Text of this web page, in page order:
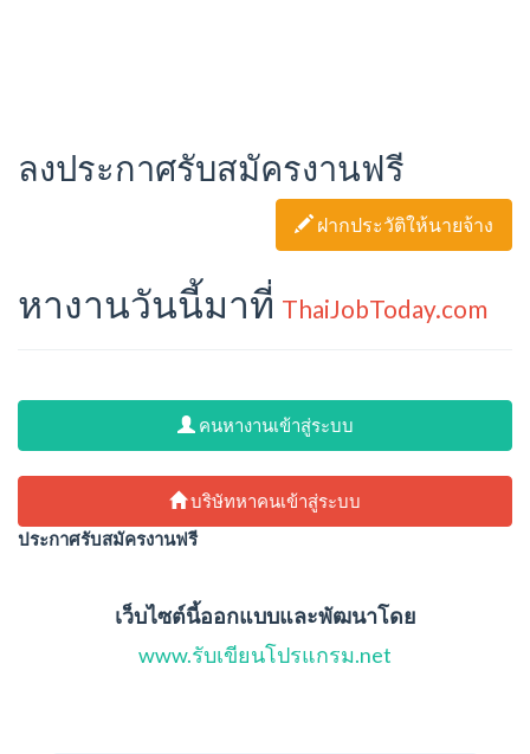
ลงประกาศรับสมัครงานฟรี
ฝากประวัติให้นายจ้าง
หางานวันนี้มาที่ ThaiJobToday.com
คนหางานเข้าสู่ระบบ
บริษัทหาคนเข้าสู่ระบบ
ประกาศรับสมัครงานฟรี
เว็บไซต์นี้ออกแบบและพัฒนาโดย
www.รับเขียนโปรแกรม.net